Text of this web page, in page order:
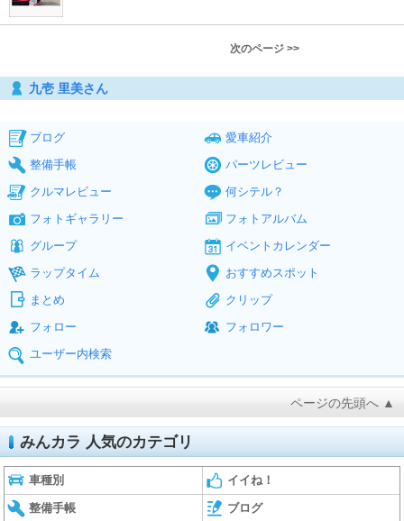
次のページ >>
九壱 里美さん
ブログ
愛車紹介
整備手帳
パーツレビュー
クルマレビュー
何シテル？
フォトギャラリー
フォトアルバム
グループ
イベントカレンダー
ラップタイム
おすすめスポット
まとめ
クリップ
フォロー
フォロワー
ユーザー内検索
ページの先頭へ ▲
みんカラ 人気のカテゴリ
車種別 イイね！
整備手帳 ブログ